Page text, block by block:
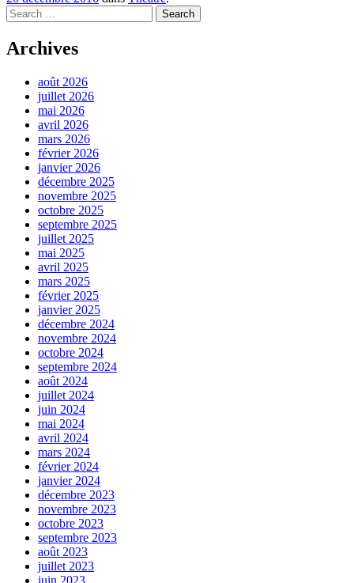
Search
Archives
août 2026
juillet 2026
mai 2026
avril 2026
mars 2026
février 2026
janvier 2026
décembre 2025
novembre 2025
octobre 2025
septembre 2025
juillet 2025
mai 2025
avril 2025
mars 2025
février 2025
janvier 2025
décembre 2024
novembre 2024
octobre 2024
septembre 2024
août 2024
juillet 2024
juin 2024
mai 2024
avril 2024
mars 2024
février 2024
janvier 2024
décembre 2023
novembre 2023
octobre 2023
septembre 2023
août 2023
juillet 2023
juin 2023